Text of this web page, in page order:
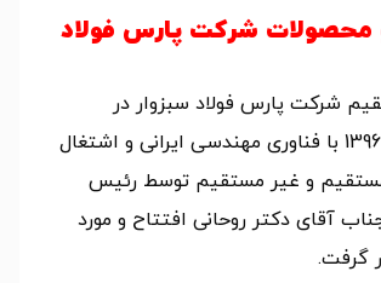
محصولات شرکت پارس فولاد
شرکت پارس فولاد سبزوار در
اردیبهشت ماه 1396 با فناوری مهندسی ایرانی و اشتغال
نفر مستقیم و غیر مستقیم توسط رئیس
آقای دکتر روحانی افتتاح و مورد
گرفت.